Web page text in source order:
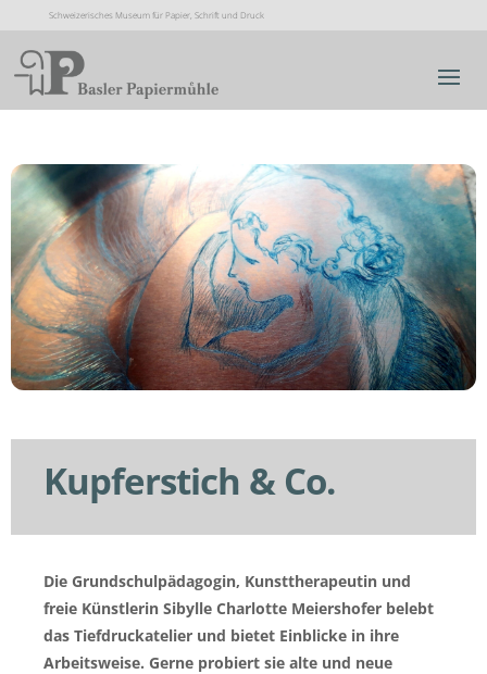
Schweizerisches Museum für Papier, Schrift und Druck
Kupferstich & Co.
Die Grundschulpädagogin, Kunsttherapeutin und
freie Künstlerin Sibylle Charlotte Meiershofer belebt
das Tiefdruckatelier und bietet Einblicke in ihre
Arbeitsweise. Gerne probiert sie alte und neue